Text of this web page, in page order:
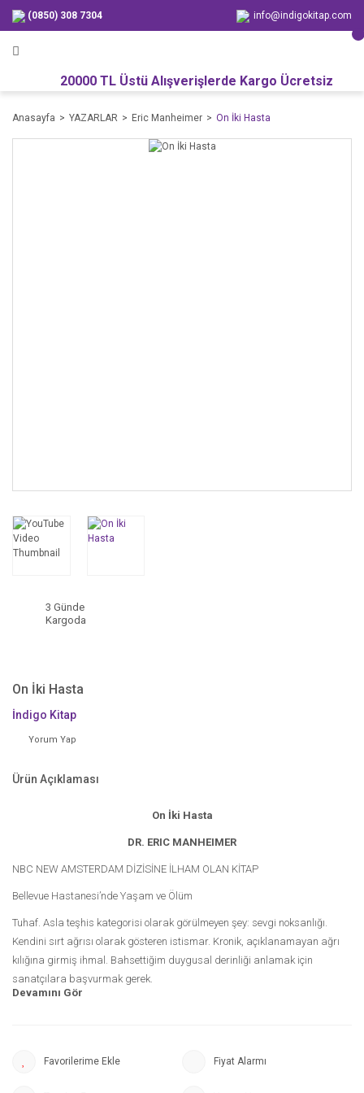
(0850) 308 7304 info@indigokitap.com
20000 TL Üstü Alışverişlerde Kargo Ücretsiz
Anasayfa YAZARLAR Eric Manheimer On İki Hasta
3 Günde
Kargoda
On İki Hasta
İndigo Kitap
Yorum Yap
Ürün Açıklaması
On İki Hasta
DR. ERIC MANHEIMER
NBC NEW AMSTERDAM DİZİSİNE İLHAM OLAN KİTAP
Bellevue Hastanesi’nde Yaşam ve Ölüm
Tuhaf. Asla teşhis kategorisi olarak görülmeyen şey: sevgi noksanlığı.
Kendini sırt ağrısı olarak gösteren istismar. Kronik, açıklanamayan ağrı
kılığına girmiş ihmal. Bahsettiğim duygusal derinliği anlamak için
sanatçılara başvurmak gerek.
sakin geçmediği bu hastanenin servisleri birbirinden farklı olaylarla;
Fiyat Alarmı